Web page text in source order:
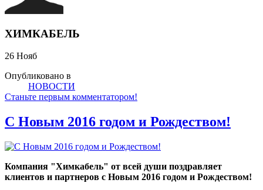
ХИМКАБЕЛЬ
26 Нояб
Опубликовано в
НОВОСТИ
Станьте первым комментатором!
C Новым 2016 годом и Рождеством!
Компания "Химкабель" от всей души поздравляет
клиентов и партнеров с Новым 2016 годом и Рождеством!